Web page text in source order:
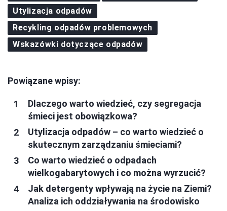
Utylizacja odpadów
Recykling odpadów problemowych
Wskazówki dotyczące odpadów
Powiązane wpisy:
Dlaczego warto wiedzieć, czy segregacja
śmieci jest obowiązkowa?
Utylizacja odpadów – co warto wiedzieć o
skutecznym zarządzaniu śmieciami?
Co warto wiedzieć o odpadach
wielkogabarytowych i co można wyrzucić?
Jak detergenty wpływają na życie na Ziemi?
Analiza ich oddziaływania na środowisko